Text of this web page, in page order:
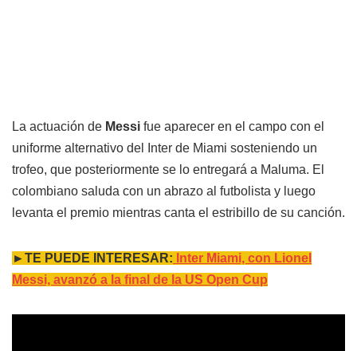
La actuación de Messi fue aparecer en el campo con el
uniforme alternativo del Inter de Miami sosteniendo un
trofeo, que posteriormente se lo entregará a Maluma. El
colombiano saluda con un abrazo al futbolista y luego
levanta el premio mientras canta el estribillo de su canción.
►TE PUEDE INTERESAR: Inter Miami, con Lionel
Messi, avanzó a la final de la US Open Cup